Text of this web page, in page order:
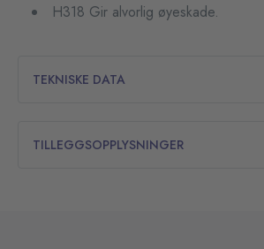
H318 Gir alvorlig øyeskade.
TEKNISKE DATA
TILLEGGSOPPLYSNINGER